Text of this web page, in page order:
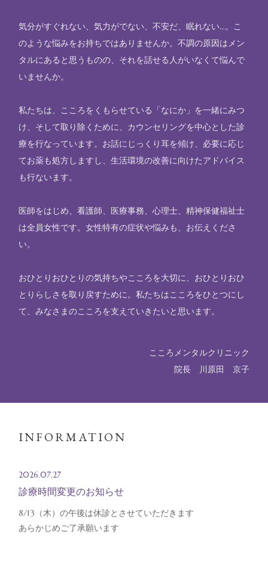
気分がすぐれない、気力がでない、不安だ、眠れない…。こ
のような悩みをお持ちではありませんか。不調の原因はメン
タルにあると思うものの、それを話せる人がいなくて悩んで
いませんか。
私たちは、こころをくもらせている「なにか」を一緒にみつ
け、そして取り除くために、カウンセリングを中心とした診
療を行なっています。お話にじっくり耳を傾け、必要に応じ
てお薬も処方しますし、生活環境の改善に向けたアドバイス
も行ないます。
医師をはじめ、看護師、医療事務、心理士、精神保健福祉士
は全員女性です。女性特有の症状や悩みも、お伝えくださ
い。
おひとりおひとりの気持ちやこころを大切に、おひとりおひ
とりらしさを取り戻すために。私たちはこころをひとつにし
て、みなさまのこころを支えていきたいと思います。
こころメンタルクリニック
院長 川原田 京子
INFORMATION
2026.07.27
診療時間変更のお知らせ
8/13（木）の午後は休診とさせていただきます
あらかじめご了承願います